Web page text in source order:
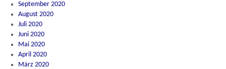
September 2020
August 2020
Juli 2020
Juni 2020
Mai 2020
April 2020
März 2020